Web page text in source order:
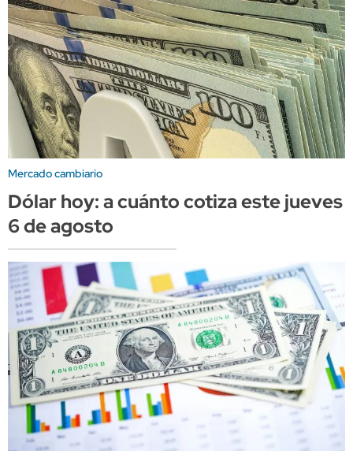
Mercado cambiario
Dólar hoy: a cuánto cotiza este jueves
6 de agosto